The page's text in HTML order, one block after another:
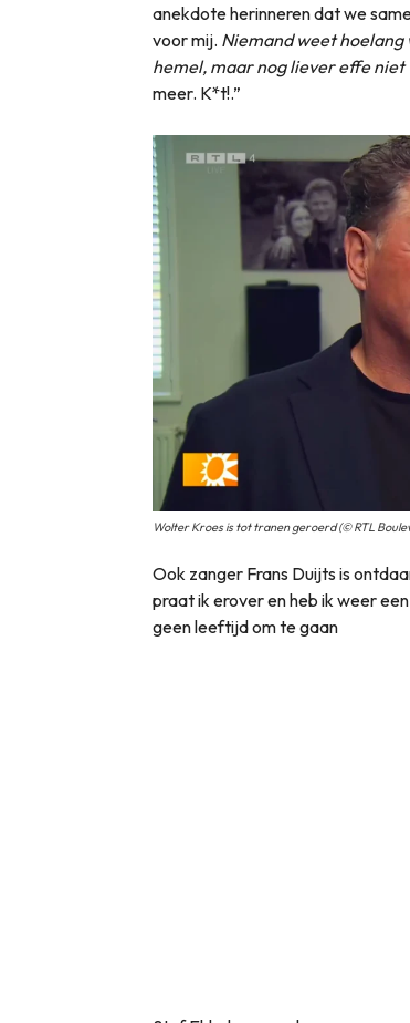
anekdote herinneren dat we
voor mij. Niemand weet hoelang
hemel, maar nog liever effe niet
meer. K*t!.”
Wolter Kroes is tot tranen geroerd (© RTL
Ook zanger Frans Duijts is
praat ik erover en heb ik weer
geen leeftijd om te gaan